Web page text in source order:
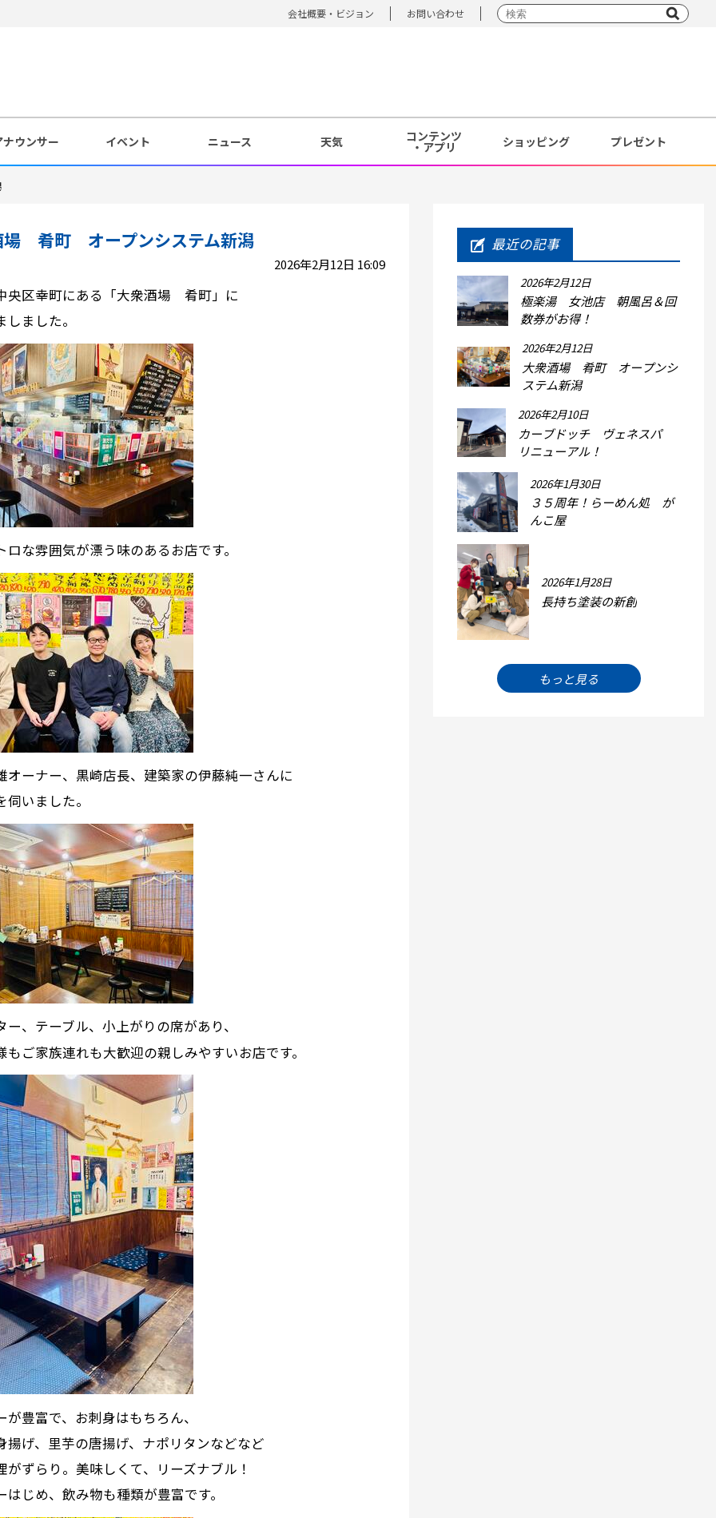
会社概要・ビジョン お問い合わせ
ナウンサー イベント ニュース 天気 コンテンツ
・アプリ ショッピング プレゼント
場 肴町 オープンシステム新潟
2026年2月12日 16:09
央区幸町にある「大衆酒場 肴町」に
ました。
ロな雰囲気が漂う味のあるお店です。
オーナー、黒崎店長、建築家の伊藤純一さんに
伺いました。
ー、テーブル、小上がりの席があり、
もご家族連れも大歓迎の親しみやすいお店です。
が豊富で、お刺身はもちろん、
揚げ、里芋の唐揚げ、ナポリタンなどなど
がずらり。美味しくて、リーズナブル！
はじめ、飲み物も種類が豊富です。
最近の記事
2026年2月12日
極楽湯 女池店 朝風呂＆回
数券がお得！
2026年2月12日
大衆酒場 肴町 オープンシ
ステム新潟
2026年2月10日
カーブドッチ ヴェネスパ
リニューアル！
2026年1月30日
３５周年！らーめん処 が
んこ屋
2026年1月28日
長持ち塗装の新創
もっと見る